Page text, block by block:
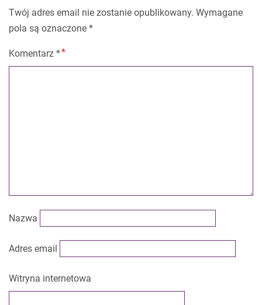
Twój adres email nie zostanie opublikowany. Wymagane
pola są oznaczone *
Komentarz *
Nazwa
Adres email
Witryna internetowa